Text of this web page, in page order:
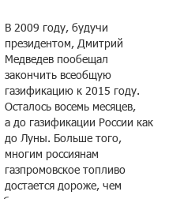
В 2009 году, будучи
президентом, Дмитрий
Медведев пообещал
закончить всеобщую
газификацию к 2015 году.
Осталось восемь месяцев,
а до газификации России как
до Луны. Больше того,
многим россиянам
газпромовское топливо
достается дороже, чем